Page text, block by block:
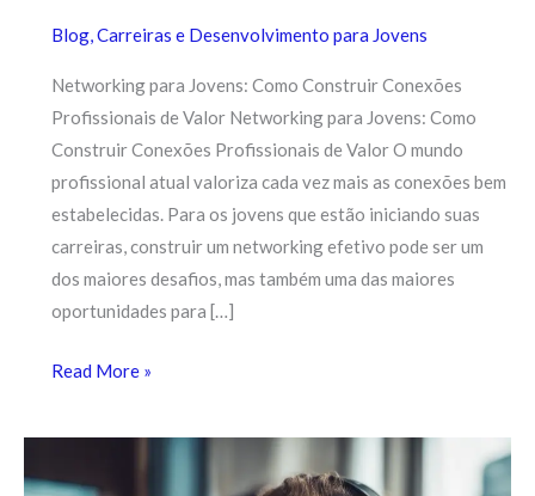
Blog,Carreiras e Desenvolvimento para Jovens
Networking para Jovens: Como Construir Conexões
Profissionais de Valor Networking para Jovens: Como
Construir Conexões Profissionais de Valor O mundo
profissional atual valoriza cada vez mais as conexões bem
estabelecidas. Para os jovens que estão iniciando suas
carreiras, construir um networking efetivo pode ser um
dos maiores desafios, mas também uma das maiores
oportunidades para […]
Read More »
Remoto